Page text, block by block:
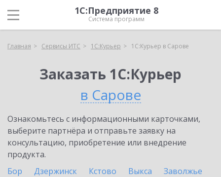
1С:Предприятие 8
Система программ
Главная Сервисы ИТС 1С:Курьер 1С:Курьер в Сарове
Заказать 1С:Курьер
в Сарове
Ознакомьтесь с информационными карточками,
выберите партнёра и отправьте заявку на
консультацию, приобретение или внедрение
продукта.
Бор
Дзержинск Кстово Выкса
Заволжье